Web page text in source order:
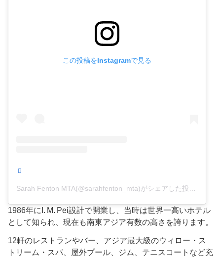
この投稿をInstagramで見る
1986年にI. M. Pei設計で開業し、当時は世界一高いホテル
として知られ、現在も南東アジア有数の高さを誇ります。
12軒のレストランやバー、アジア最大級のウィロー・ス
トリーム・スパ、屋外プール、ジム、テニスコートなど充